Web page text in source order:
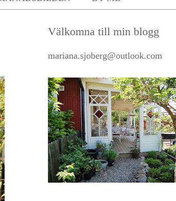
Välkomna till min blogg
mariana.sjoberg@outlook.com